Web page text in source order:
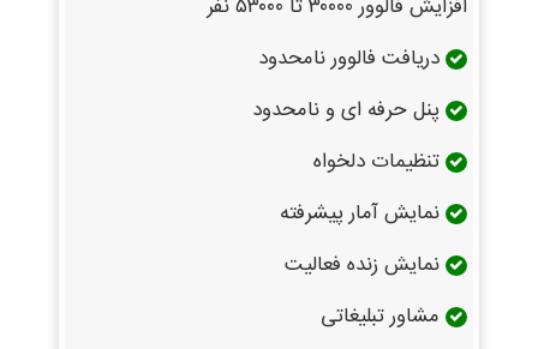
افزایش فالوور ۳۰۰۰۰ تا ۵۳۰۰۰ نفر
دریافت فالوور نامحدود
پنل حرفه ای و نامحدود
تنظیمات دلخواه
نمایش آمار پیشرفته
نمایش زنده فعالیت
مشاور تبلیغاتی